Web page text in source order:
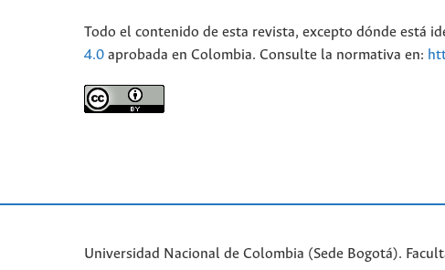
Todo el contenido de esta revista, excepto dónde está
4.0 aprobada en Colombia. Consulte la normativa en:
Universidad Nacional de Colombia (Sede Bogotá).